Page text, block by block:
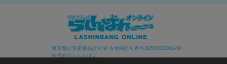
東京都公安委員会許可済 古物商許可番号305500206246
株式会社らしんばん